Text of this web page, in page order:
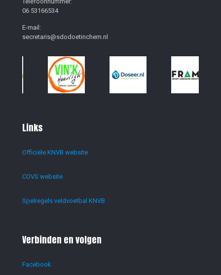
06 53166534
E-mail:
secretaris@sdodoetinchem.nl
Links
Officiële KNVB website
COVS website
Spelregels veldvoetbal KNVB
Verbinden en volgen
Facebook